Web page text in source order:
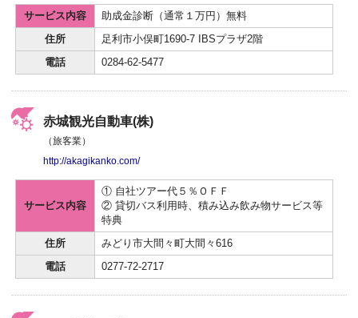
サービス内容 助成金診断（通常１万円）無料
住所 足利市小俣町1690-7 IBSプラザ2階
電話 0284-62-5477
赤城観光自動車(株)
（旅客業）
http://akagikanko.com/
サービス内容
① 自社ツアー代５％ＯＦＦ
② 貸切バス利用時、積み込み飲み物サービス等
特典
住所 みどり市大間々町大間々616
電話 0277-72-2717